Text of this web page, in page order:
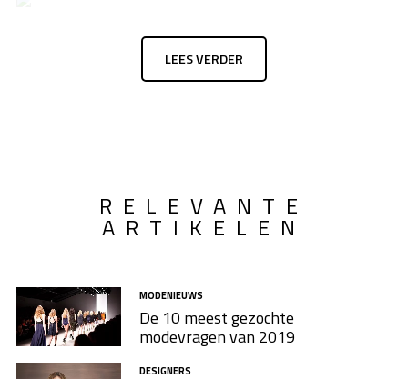
LEES VERDER
RELEVANTE
ARTIKELEN
MODENIEUWS
De 10 meest gezochte
modevragen van 2019
DESIGNERS